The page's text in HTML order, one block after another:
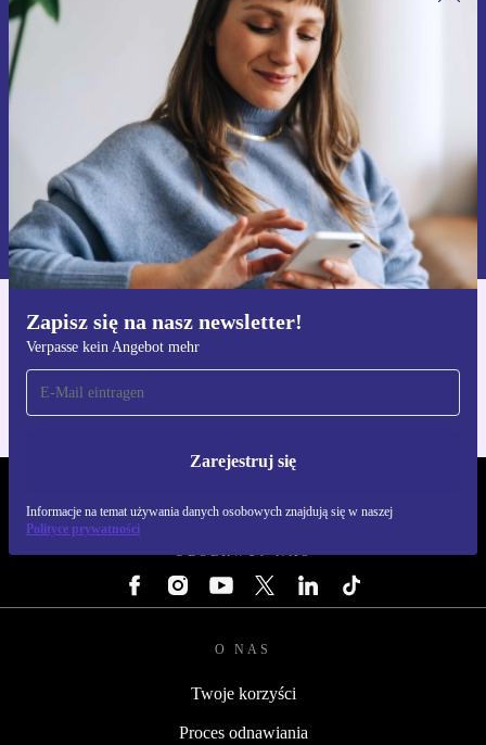
Zapisz się na nasz newsletter!
Verpasse kein Angebot mehr
Zarejestruj się
Informacje na temat używania danych osobowych znajdują się w naszej
Polityce prywatności
Zapisz się na nasz newsletter!
Nie przegap żadnej oferty.
Zarejestruj się
Informacje na temat używania danych osobowych znajdują się w
naszej
Polityce prywatności
Pobierz aplikację refurbed
Dla iOS i Android
OBSERWUJ NAS
O NAS
Twoje korzyści
Proces odnawiania